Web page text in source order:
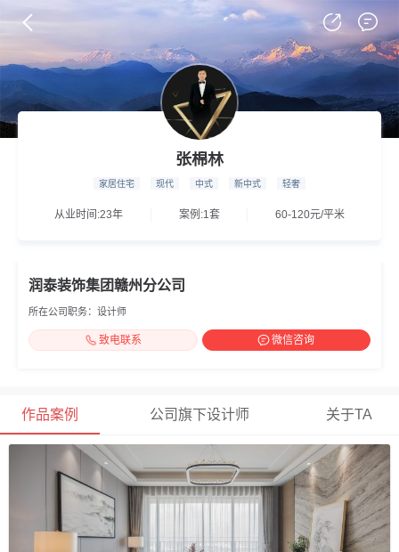
张棉林
家居住宅 现代 中式 新中式 轻奢
从业时间:23年 案例:1套 60-120元/平米
润泰装饰集团赣州分公司
所在公司职务：设计师
致电联系 微信咨询
作品案例 公司旗下设计师 关于TA